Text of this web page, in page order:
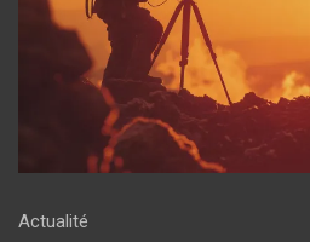
Actualité